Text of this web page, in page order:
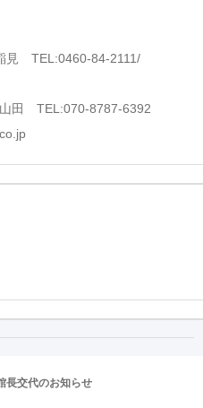
見 TEL:0460-84-2111/
山田 TEL:070-8787-6392
交代のお知らせ